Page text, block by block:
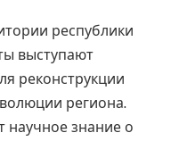
республики
выступают
реконструкции
региона.
научное знание о